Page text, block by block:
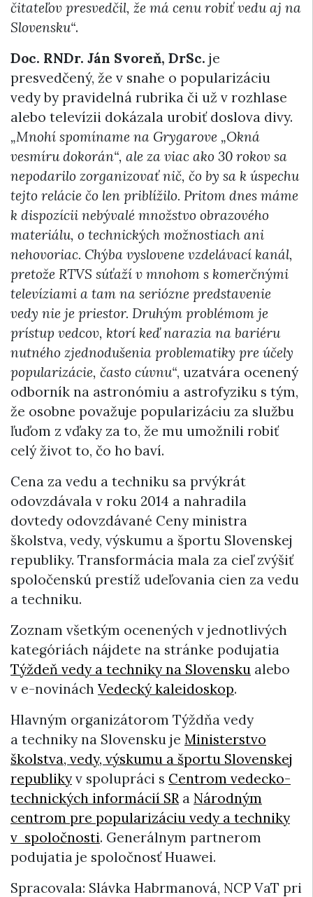
čitateľov presvedčil, že má cenu robiť vedu aj na
Slovensku“.
Doc. RNDr. Ján Svoreň, DrSc. je
presvedčený, že v snahe o popularizáciu
vedy by pravidelná rubrika či už v rozhlase
alebo televízii dokázala urobiť doslova divy.
„Mnohí spomíname na Grygarove „Okná
vesmíru dokorán“, ale za viac ako 30 rokov sa
nepodarilo zorganizovať nič, čo by sa k úspechu
tejto relácie čo len priblížilo. Pritom dnes máme
k dispozícii nebývalé množstvo obrazového
materiálu, o technických možnostiach ani
nehovoriac. Chýba vyslovene vzdelávací kanál,
pretože RTVS súťaží v mnohom s komerčnými
televíziami a tam na seriózne predstavenie
vedy nie je priestor. Druhým problémom je
prístup vedcov, ktorí keď narazia na bariéru
nutného zjednodušenia problematiky pre účely
popularizácie, často cúvnu“, uzatvára ocenený
odborník na astronómiu a astrofyziku s tým,
že osobne považuje popularizáciu za službu
ľuďom z vďaky za to, že mu umožnili robiť
celý život to, čo ho baví.
Cena za vedu a techniku sa prvýkrát
odovzdávala v roku 2014 a nahradila
dovtedy odovzdávané Ceny ministra
školstva, vedy, výskumu a športu Slovenskej
republiky. Transformácia mala za cieľ zvýšiť
spoločenskú prestíž udeľovania cien za vedu
a techniku.
Zoznam všetkým ocenených v jednotlivých
kategóriách nájdete na stránke podujatia
Týždeň vedy a techniky na Slovensku alebo
v e-novinách Vedecký kaleidoskop.
Hlavným organizátorom Týždňa vedy
a techniky na Slovensku je Ministerstvo
školstva, vedy, výskumu a športu Slovenskej
republikyv spolupráci s Centrom vedecko-
technických informácií SRa Národným
centrom pre popularizáciu vedy a techniky
v spoločnosti. Generálnym partnerom
podujatia je spoločnosť Huawei.
Spracovala: Slávka Habrmanová, NCP VaT pri